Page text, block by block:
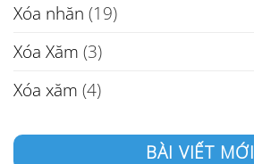
Xóa nhăn (19)
Xóa Xăm (3)
Xóa xăm (4)
BÀI VIẾT MỚI